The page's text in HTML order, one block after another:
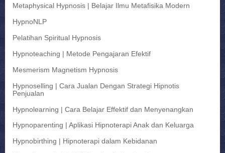
Metaphysical Hypnosis | Belajar Ilmu Metafisika Modern
HypnoNLP
Pelatihan Spiritual Hypnosis
Hypnoteaching | Metode Pengajaran Efektif
Mesmerism Magnetism Hypnosis
Hypnoselling | Cara Jualan Dengan Strategi Hipnotis
Penjualan
Hypnolearning | Cara Belajar Effektif dan Menyenangkan
Hypnoparenting | Aplikasi Hipnoterapi Anak dan Keluarga
Hypnobirthing | Hipnoterapi dalam Kebidanan